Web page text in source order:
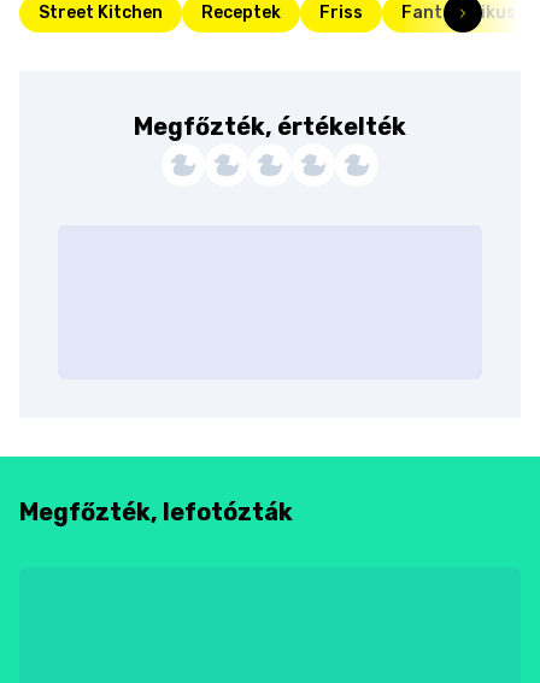
Street Kitchen Receptek Friss Fantasztikus
Megfőzték, értékelték
Megfőzték, lefotózták